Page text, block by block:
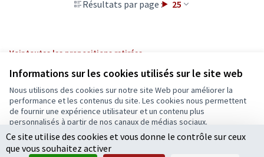
Informations sur les cookies utilisés sur le site web
Nous utilisons des cookies sur notre site Web pour améliorer la
performance et les contenus du site. Les cookies nous permettent
de fournir une expérience utilisateur et un contenu plus
personnalisés à partir de nos canaux de médias sociaux.
Tout accepter
Résultats par page : 25
Voir toutes les propositions retirées
Conditions d'utilisation
Paramètres des cookies
Ecrivons Angers sur X
(Lien externe)
Ecrivons Angers sur Facebook
(Lien externe)
Ce site utilise des cookies et vous donne le contrôle sur ceux
que vous souhaitez activer